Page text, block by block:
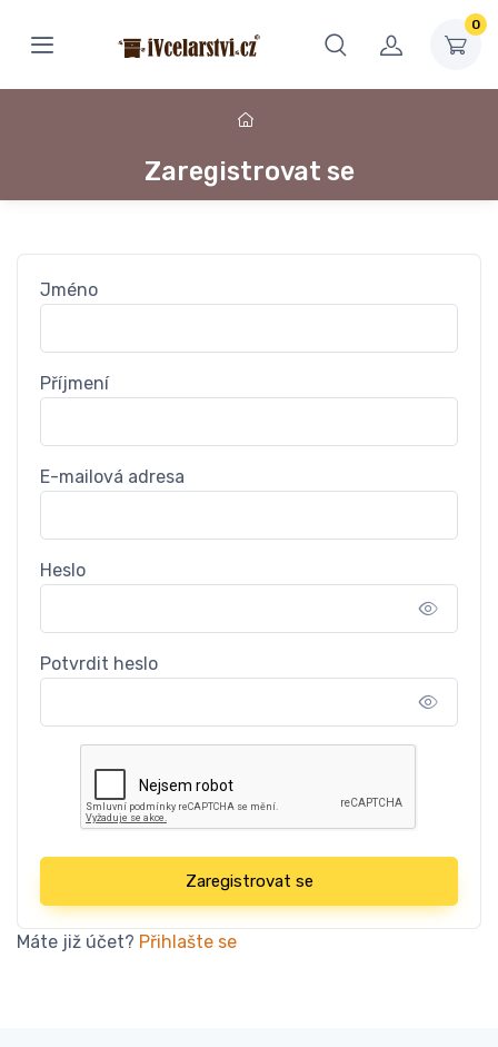
0
Zaregistrovat se
Jméno
Příjmení
E-mailová adresa
Heslo
Potvrdit heslo
Zaregistrovat se
Máte již účet? Přihlašte se